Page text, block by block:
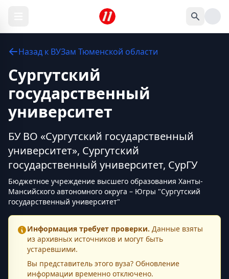
Назад к ВУЗам Тюменской области
Сургутский
государственный
университет
БУ ВО «Сургутский государственный
университет», Сургутский
государственный университет, СурГУ
Бюджетное учреждение высшего образования Ханты-
Мансийского автономного округа – Югры "Сургутский
государственный университет"
Информация требует проверки. Данные взяты
из архивных источников и могут быть
устаревшими.
Вы представитель этого вуза? Обновление
информации временно отключено.